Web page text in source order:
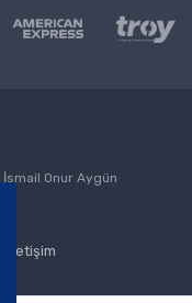
İsmail Onur Aygün
İletişim